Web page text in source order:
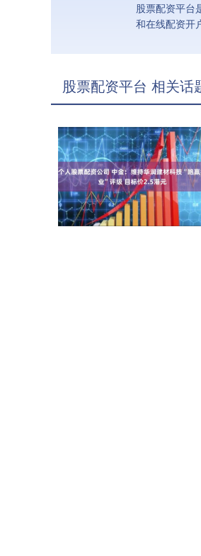
股票配资平台
和在线配资开
股票配资平台 相关话